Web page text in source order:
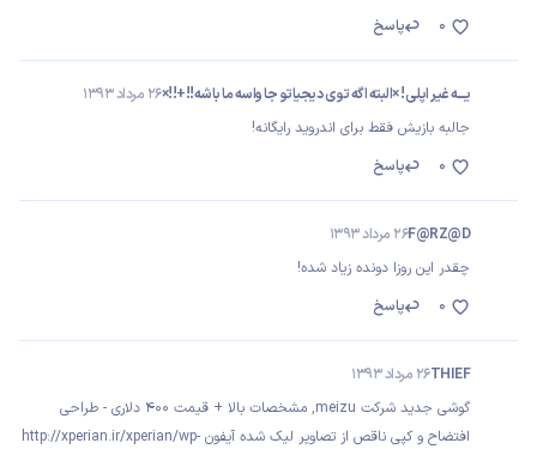
پاسخ
0
یــــه غیر اپلی! ×البته اگه توی دیجیاتو جا واسه ما باشه!!+!!×26 مرداد 1393
جالبه بازیش فقط برای اندروید رایگانه!
پاسخ
0
F@RZ@D26 مرداد 1393
چقدر این روزا دونده زیاد شده!
پاسخ
0
THIEF26 مرداد 1393
گوشی جدید شرکت meizu, مشخصات بالا + قیمت 400 دلاری - طراحی
افتضاح و کپی ناقص از تصاویر لیک شده آيفون http://xperian.ir/xperian/wp-